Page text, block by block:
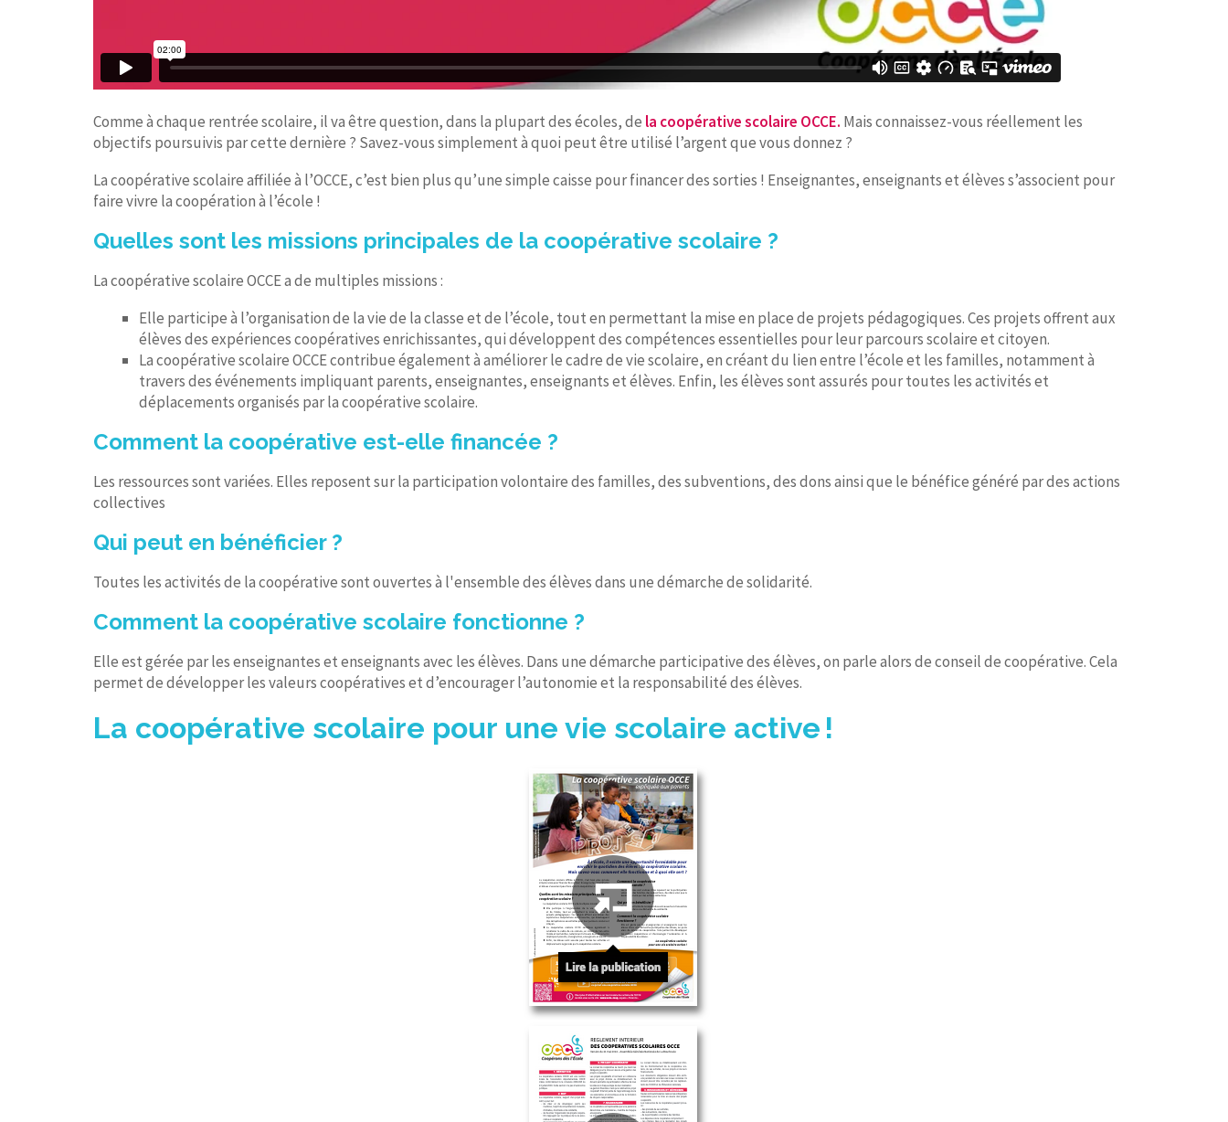
Comme à chaque rentrée scolaire, il va être question, dans la plupart des écoles, de la coopérative scolaire OCCE. Mais connaissez-vous réellement les
objectifs poursuivis par cette dernière ? Savez-vous simplement à quoi peut être utilisé l’argent que vous donnez ?
La coopérative scolaire affiliée à l’OCCE, c’est bien plus qu’une simple caisse pour financer des sorties ! Enseignantes, enseignants et élèves s’associent pour
faire vivre la coopération à l’école !
Quelles sont les missions principales de la coopérative scolaire ?
La coopérative scolaire OCCE a de multiples missions :
Elle participe à l’organisation de la vie de la classe et de l’école, tout en permettant la mise en place de projets pédagogiques. Ces projets offrent aux
élèves des expériences coopératives enrichissantes, qui développent des compétences essentielles pour leur parcours scolaire et citoyen.
La coopérative scolaire OCCE contribue également à améliorer le cadre de vie scolaire, en créant du lien entre l’école et les familles, notamment à
travers des événements impliquant parents, enseignantes, enseignants et élèves. Enfin, les élèves sont assurés pour toutes les activités et
déplacements organisés par la coopérative scolaire.
Comment la coopérative est-elle financée ?
Les ressources sont variées. Elles reposent sur la participation volontaire des familles, des subventions, des dons ainsi que le bénéfice généré par des actions
collectives
Qui peut en bénéficier ?
Toutes les activités de la coopérative sont ouvertes à l'ensemble des élèves dans une démarche de solidarité.
Comment la coopérative scolaire fonctionne ?
Elle est gérée par les enseignantes et enseignants avec les élèves. Dans une démarche participative des élèves, on parle alors de conseil de coopérative. Cela
permet de développer les valeurs coopératives et d’encourager l’autonomie et la responsabilité des élèves.
La coopérative scolaire pour une vie scolaire active !